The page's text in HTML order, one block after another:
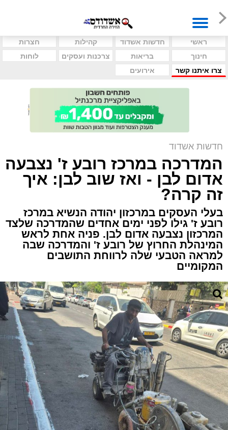
ראשי חדשות אשדוד קהילות
חצרות
חינוך
בריאות צרכנות ועסקים
לוחות
צרו איתנו קשר
אירועים
חדשות אשדוד
המדרכה במרכז רובע ז' נצבעה
אדום לבן - ואז שוב לבן: איך
זה קרה?
בעלי העסקים במרכזון יהודה הנשיא במרכז
רובע ז' גילו לפני ימים אחדים שהמדרכה שלצד
המרכזון נצבעה אדום לבן. פניה אחת לראש
המינהלת החרוץ של רובע ז' והמדרכה שבה
למראה הטבעי שלה לרווחת התושבים
המקומיים